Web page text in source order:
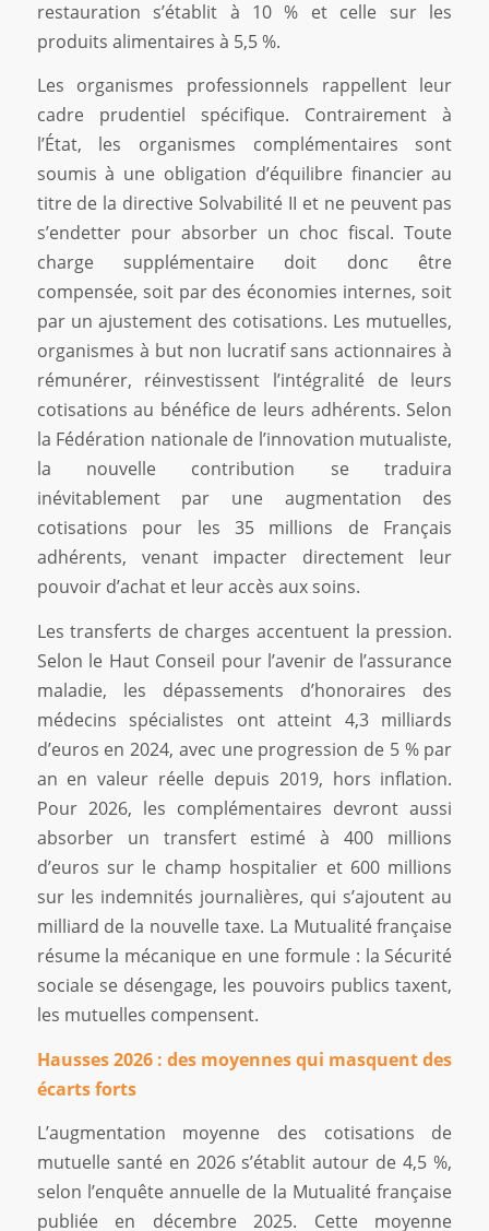
restauration s’établit à 10 % et celle sur les
produits alimentaires à 5,5 %.
Les organismes professionnels rappellent leur
cadre prudentiel spécifique. Contrairement à
l’État, les organismes complémentaires sont
soumis à une obligation d’équilibre financier au
titre de la directive Solvabilité II et ne peuvent pas
s’endetter pour absorber un choc fiscal. Toute
charge supplémentaire doit donc être
compensée, soit par des économies internes, soit
par un ajustement des cotisations. Les mutuelles,
organismes à but non lucratif sans actionnaires à
rémunérer, réinvestissent l’intégralité de leurs
cotisations au bénéfice de leurs adhérents. Selon
la Fédération nationale de l’innovation mutualiste,
la nouvelle contribution se traduira
inévitablement par une augmentation des
cotisations pour les 35 millions de Français
adhérents, venant impacter directement leur
pouvoir d’achat et leur accès aux soins.
Les transferts de charges accentuent la pression.
Selon le Haut Conseil pour l’avenir de l’assurance
maladie, les dépassements d’honoraires des
médecins spécialistes ont atteint 4,3 milliards
d’euros en 2024, avec une progression de 5 % par
an en valeur réelle depuis 2019, hors inflation.
Pour 2026, les complémentaires devront aussi
absorber un transfert estimé à 400 millions
d’euros sur le champ hospitalier et 600 millions
sur les indemnités journalières, qui s’ajoutent au
milliard de la nouvelle taxe. La Mutualité française
résume la mécanique en une formule : la Sécurité
sociale se désengage, les pouvoirs publics taxent,
les mutuelles compensent.
Hausses 2026 : des moyennes qui masquent des
écarts forts
L’augmentation moyenne des cotisations de
mutuelle santé en 2026 s’établit autour de 4,5 %,
selon l’enquête annuelle de la Mutualité française
publiée en décembre 2025. Cette moyenne